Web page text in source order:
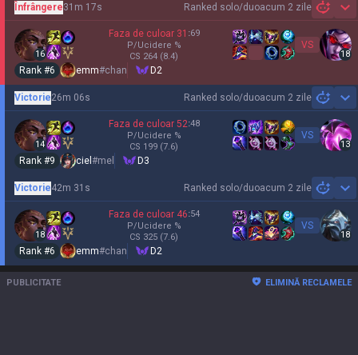
Ranked solo/duoacum 2 zile
Înfrângere31m 17s
16
Faza de culoar 31 :69
P/Ucidere %
CS 264 (8.4)
VS
18
Rank #6 emm#chan D2
Ranked solo/duoacum 2 zile
Victorie26m 06s
14
Faza de culoar 52:48
P/Ucidere %
CS 199 (7.6)
VS
13
Rank #9 ciel #mel D3
Ranked solo/duoacum 2 zile
Victorie42m 31s
18
Faza de culoar 46:54
P/Ucidere %
CS 325 (7.6)
VS
18
Rank #6 emm#chan D2
PUBLICITATE ELIMINĂ RECLAMELE